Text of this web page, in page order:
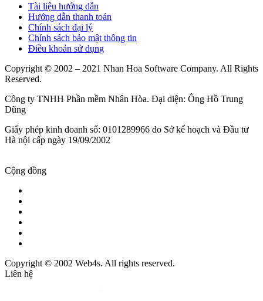
Tài liệu hướng dẫn
Hướng dẫn thanh toán
Chính sách đại lý
Chính sách bảo mật thông tin
Điều khoản sử dụng
Copyright © 2002 – 2021 Nhan Hoa Software Company. All Rights
Reserved.
Công ty TNHH Phần mềm Nhân Hòa. Đại diện: Ông Hồ Trung
Dũng
Giấy phép kinh doanh số: 0101289966 do Sở kế hoạch và Đầu tư
Hà nội cấp ngày 19/09/2002
Cộng đồng
Copyright © 2002 Web4s. All rights reserved.
Liên hệ